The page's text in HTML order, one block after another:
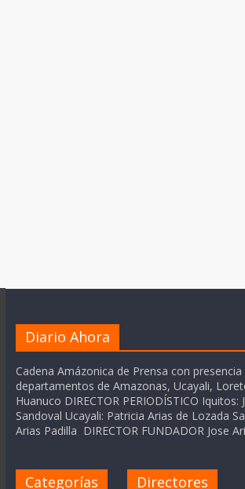
Diario Ahora
Cadena Amázonica de Prensa con presencia
departamentos de Amazonas, Ucayali,
Huanuco DIRECTOR PERIODÍSTICO Iquitos:
Sandoval Ucayali: Patricia Arias de Lozada
Arias Padilla DIRECTOR FUNDADOR Jose
Categorías Directores